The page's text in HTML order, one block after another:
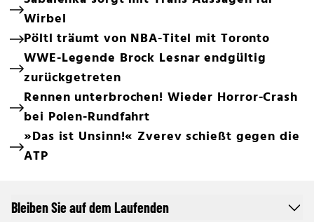
Wirbel
Pöltl träumt von NBA-Titel mit Toronto
WWE-Legende Brock Lesnar endgültig
zurückgetreten
Rennen unterbrochen! Wieder Horror-Crash
bei Polen-Rundfahrt
»Das ist Unsinn!« Zverev schießt gegen die
ATP
Bleiben Sie auf dem Laufenden